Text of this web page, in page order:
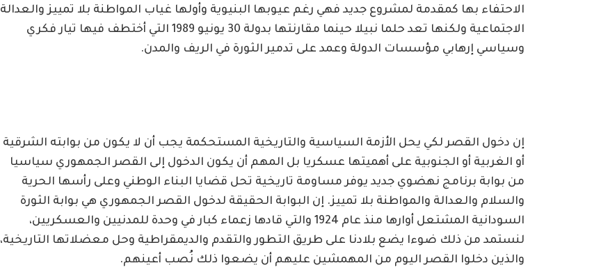
الاحتفاء بها كمقدمة لمشروع جديد فهي رغم عيوبها البنيوية وأولها غياب المواطنة بلا تمييز والعدالة
الاجتماعية ولكنها تعد حلما نبيلا حينما مقارنتها بدولة 30 يونيو 1989 التي أختطف فيها تيار فكري
وسياسي إرهابي مؤسسات الدولة وعمد على تدمير الثورة في الريف والمدن.
إن دخول القصر لكي يحل الأزمة السياسية والتاريخية المستحكمة يجب أن لا يكون من بوابته الشرقية
أو الغربية أو الجنوبية على أهميتها عسكريا بل المهم أن يكون الدخول إلى القصر الجمهوري سياسيا
من بوابة برنامج نهضوي جديد يوفر مساومة تاريخية تحل قضايا البناء الوطني وعلى رأسها الحرية
والسلام والعدالة والمواطنة بلا تمييز. إن البوابة الحقيقة لدخول القصر الجمهوري هي بوابة الثورة
السودانية المشتعل أوارها منذ عام 1924 والتي قادها زعماء كبار في وحدة للمدنيين والعسكريين،
لنستمد من ذلك ضوءا يضع بلادنا على طريق التطور والتقدم والديمقراطية وحل معضلاتها التاريخية،
والذين دخلوا القصر اليوم من المهمشين عليهم أن يضعوا ذلك نُصب أعينهم.